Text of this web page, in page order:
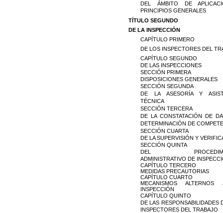
DEL ÁMBITO DE
PRINCIPIOS GENERALES
TÍTULO SEGUNDO
DE LA INSPECCIÓN
CAPÍTULO PRIMERO
DE LOS INSPECTORES DEL
CAPÍTULO SEGUNDO
DE LAS INSPECCIONES
SECCIÓN PRIMERA
DISPOSICIONES GENERALES
SECCIÓN SEGUNDA
DE LA ASESORÍA Y
TÉCNICA
SECCIÓN TERCERA
DE LA CONSTATACIÓN DE
DETERMINACIÓN DE
SECCIÓN CUARTA
DE LA SUPERVISIÓN Y
SECCIÓN QUINTA
DEL
ADMINISTRATIVO DE
CAPÍTULO TERCERO
MEDIDAS PRECAUTORIAS
CAPÍTULO CUARTO
MECANISMOS
INSPECCIÓN
CAPÍTULO QUINTO
DE LAS RESPONSABILIDADES
INSPECTORES DEL TRABAJO